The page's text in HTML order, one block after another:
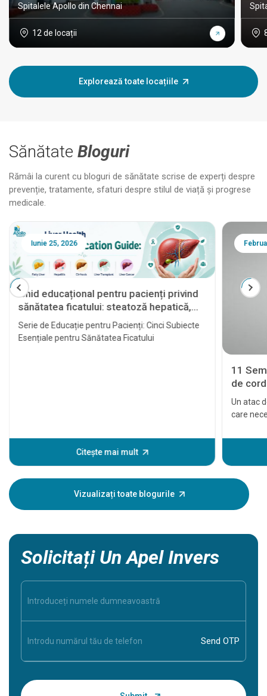
Spitalele Apollo din Chennai
12 de locații
Explorează toate locațiile
Sănătate Bloguri
Rămâi la curent cu bloguri de sănătate scrise de experți despre
prevenție, tratamente, sfaturi despre stilul de viață și progrese
medicale.
Iunie 25, 2026
Ghid educațional pentru pacienți privind
sănătatea ficatului: steatoză hepatică,
hepatită, ciroză, transplant hepatic și
cancer hepatic
Serie de Educație pentru Pacienți: Cinci Subiecte
Esențiale pentru Sănătatea Ficatului
Citește mai mult
11
de
Un atac
care
tratat la
unele
în
Vizualizați toate blogurile
Solicitați Un Apel Invers